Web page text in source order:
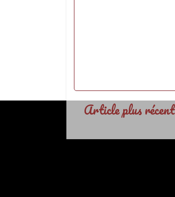
Article plus récent